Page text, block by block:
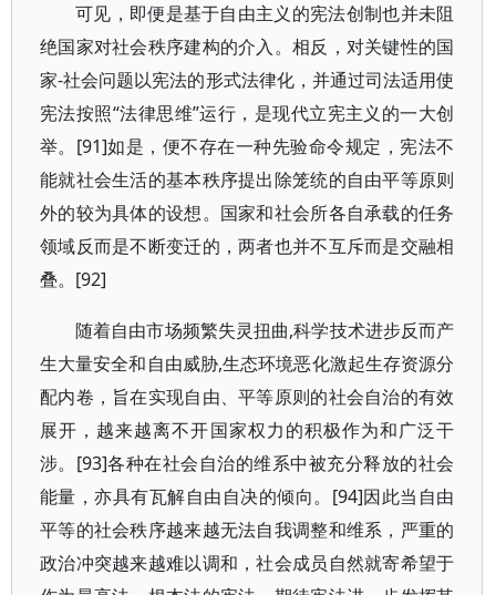
可见，即便是基于自由主义的宪法创制也并未阻
绝国家对社会秩序建构的介入。相反，对关键性的国
家-社会问题以宪法的形式法律化，并通过司法适用使
宪法按照“法律思维”运行，是现代立宪主义的一大创
举。[91]如是，便不存在一种先验命令规定，宪法不
能就社会生活的基本秩序提出除笼统的自由平等原则
外的较为具体的设想。国家和社会所各自承载的任务
领域反而是不断变迁的，两者也并不互斥而是交融相
叠。[92]
随着自由市场频繁失灵扭曲,科学技术进步反而产
生大量安全和自由威胁,生态环境恶化激起生存资源分
配内卷，旨在实现自由、平等原则的社会自治的有效
展开，越来越离不开国家权力的积极作为和广泛干
涉。[93]各种在社会自治的维系中被充分释放的社会
能量，亦具有瓦解自由自决的倾向。[94]因此当自由
平等的社会秩序越来越无法自我调整和维系，严重的
政治冲突越来越难以调和，社会成员自然就寄希望于